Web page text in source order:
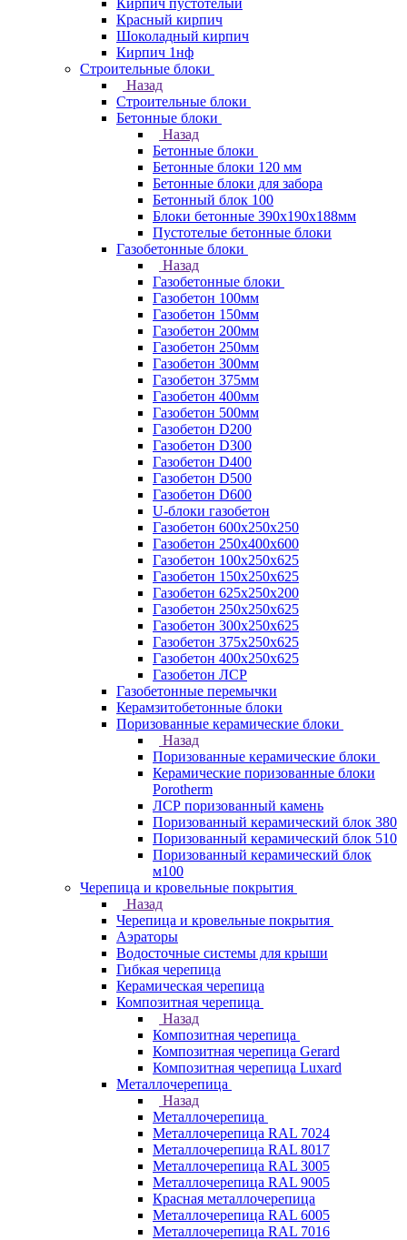
Кирпич пустотелый
Красный кирпич
Шоколадный кирпич
Кирпич 1нф
Строительные блоки
Назад
Строительные блоки
Бетонные блоки
Назад
Бетонные блоки
Бетонные блоки 120 мм
Бетонные блоки для забора
Бетонный блок 100
Блоки бетонные 390х190х188мм
Пустотелые бетонные блоки
Газобетонные блоки
Назад
Газобетонные блоки
Газобетон 100мм
Газобетон 150мм
Газобетон 200мм
Газобетон 250мм
Газобетон 300мм
Газобетон 375мм
Газобетон 400мм
Газобетон 500мм
Газобетон D200
Газобетон D300
Газобетон D400
Газобетон D500
Газобетон D600
U-блоки газобетон
Газобетон 600x250x250
Газобетон 250x400x600
Газобетон 100х250х625
Газобетон 150х250х625
Газобетон 625х250х200
Газобетон 250х250х625
Газобетон 300х250х625
Газобетон 375х250х625
Газобетон 400х250х625
Газобетон ЛСР
Газобетонные перемычки
Керамзитобетонные блоки
Поризованные керамические блоки
Назад
Поризованные керамические блоки
Керамические поризованные блоки
Porotherm
ЛСР поризованный камень
Поризованный керамический блок 380
Поризованный керамический блок 510
Поризованный керамический блок
м100
Черепица и кровельные покрытия
Назад
Черепица и кровельные покрытия
Аэраторы
Водосточные системы для крыши
Гибкая черепица
Керамическая черепица
Композитная черепица
Назад
Композитная черепица
Композитная черепица Gerard
Композитная черепица Luxard
Металлочерепица
Назад
Металлочерепица
Металлочерепица RAL 7024
Металлочерепица RAL 8017
Металлочерепица RAL 3005
Металлочерепица RAL 9005
Красная металлочерепица
Металлочерепица RAL 6005
Металлочерепица RAL 7016